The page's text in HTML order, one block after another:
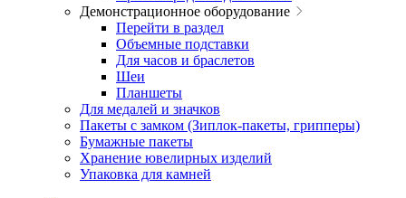
Демонстрационное оборудование
Перейти в раздел
Объемные подставки
Для часов и браслетов
Шеи
Планшеты
Для медалей и значков
Пакеты с замком (Зиплок-пакеты, грипперы)
Бумажные пакеты
Хранение ювелирных изделий
Упаковка для камней